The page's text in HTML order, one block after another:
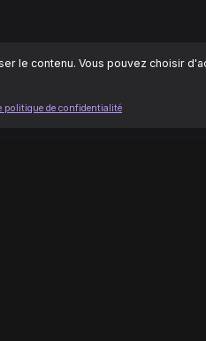
le contenu. Vous pouvez choisir
politique de confidentialité